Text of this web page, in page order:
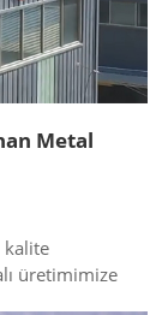
Metal
kalite
üretimimize